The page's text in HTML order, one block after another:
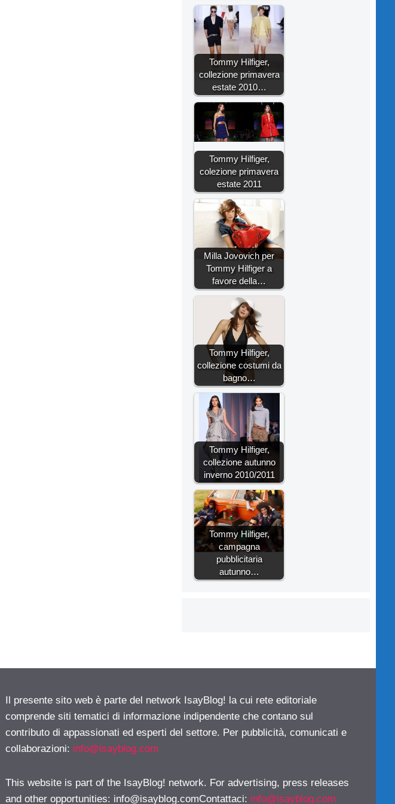
Tommy Hilfiger,
collezione primavera
estate 2010…
Tommy Hilfiger,
colezione primavera
estate 2011
Milla Jovovich per
Tommy Hilfiger a
favore della…
Tommy Hilfiger,
collezione costumi da
bagno…
Tommy Hilfiger,
collezione autunno
inverno 2010/2011
Tommy Hilfiger,
campagna
pubblicitaria
autunno…
Il presente sito web è parte del network IsayBlog! la cui rete editoriale
comprende siti tematici di informazione indipendente che contano sul
contributo di appassionati ed esperti del settore. Per pubblicità, comunicati e
collaborazioni: info@isayblog.com
This website is part of the IsayBlog! network. For advertising, press releases
and other opportunities: info@isayblog.comContattaci: info@isayblog.com